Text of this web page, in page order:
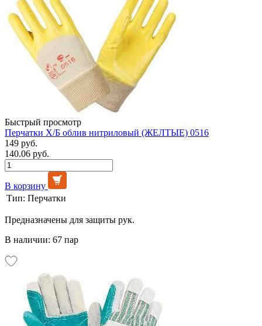
Быстрый просмотр
Перчатки Х/Б облив нитриловый (ЖЕЛТЫЕ) 0516
149 руб.
140.06 руб.
В корзину
Тип: Перчатки
Предназначены для защиты рук.
В наличии: 67 пар